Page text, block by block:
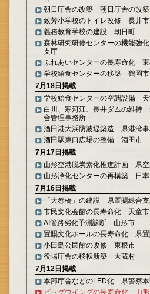
朝日庁舎の改築 朝日庁舎の改築
致芳小学校のトイレ改修 長井市
義務教育学校の建設 朝日町
森林研究研修センターの機能強
支庁
ふれあいセンターの長寿命化
学校給食センターの移築 鶴岡市
7月18日掲載
学校給食センターの空調設備
白川、寒河江、長井ダムの維持
合管理事務所
酒田港大浜防波堤築造 県港湾
酒田駅東口広場の整備 酒田市
7月17日掲載
山形空港脱炭素化推進計画 県
山形浄化センターの再構築 日本
7月16日掲載
「大巻橋」の建設 県置賜総合
市民文化会館の長寿命化 天童市
AI管路劣化予測診断 山形市
置賜文化ホールの長寿命化 県
小田島公民館の改修 東根市
役場庁舎の移転新築 大蔵村
7月12日掲載
本部庁舎などのLED化 県警察
ビッグウイングの長寿命化 山